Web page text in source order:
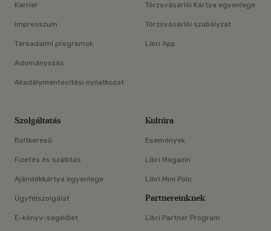
Karrier
Impresszum
Társadalmi programok
Adományozás
Akadálymentesítési nyilatkozat
Törzsvásárlói Kártya egyenlege
Törzsvásárlói szabályzat
Libri App
Szolgáltatás
Boltkereső
Fizetés és szállítás
Ajándékkártya egyenlege
Ügyfélszolgálat
E-könyv-segédlet
Kultúra
Események
Libri Magazin
Libri Mini Polc
Partnereinknek
Libri Partner Program